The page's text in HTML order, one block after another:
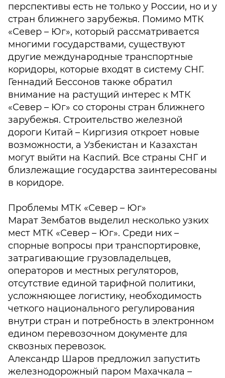
перспективы есть не только у России, но и у
стран ближнего зарубежья. Помимо МТК
«Север – Юг», который рассматривается
многими государствами, существуют
другие международные транспортные
коридоры, которые входят в систему СНГ.
Геннадий Бессонов также обратил
внимание на растущий интерес к МТК
«Север – Юг» со стороны стран ближнего
зарубежья. Строительство железной
дороги Китай – Киргизия откроет новые
возможности, а Узбекистан и Казахстан
могут выйти на Каспий. Все страны СНГ и
близлежащие государства заинтересованы
в коридоре.
Проблемы МТК «Север – Юг»
Марат Зембатов выделил несколько узких
мест МТК «Север – Юг». Среди них –
спорные вопросы при транспортировке,
затрагивающие грузовладельцев,
операторов и местных регуляторов,
отсутствие единой тарифной политики,
усложняющее логистику, необходимость
четкого национального регулирования
внутри стран и потребность в электронном
едином перевозочном документе для
сквозных перевозок.
Александр Шаров предложил запустить
железнодорожный паром Махачкала –